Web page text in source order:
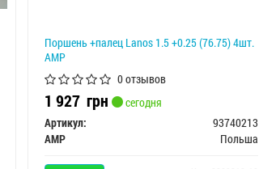
Поршень +палец Lanos 1.5 +0.25 (76.75) 4шт.
AMP
0 отзывов
1 927грн
сегодня
Артикул:
93740213
AMP
Польша